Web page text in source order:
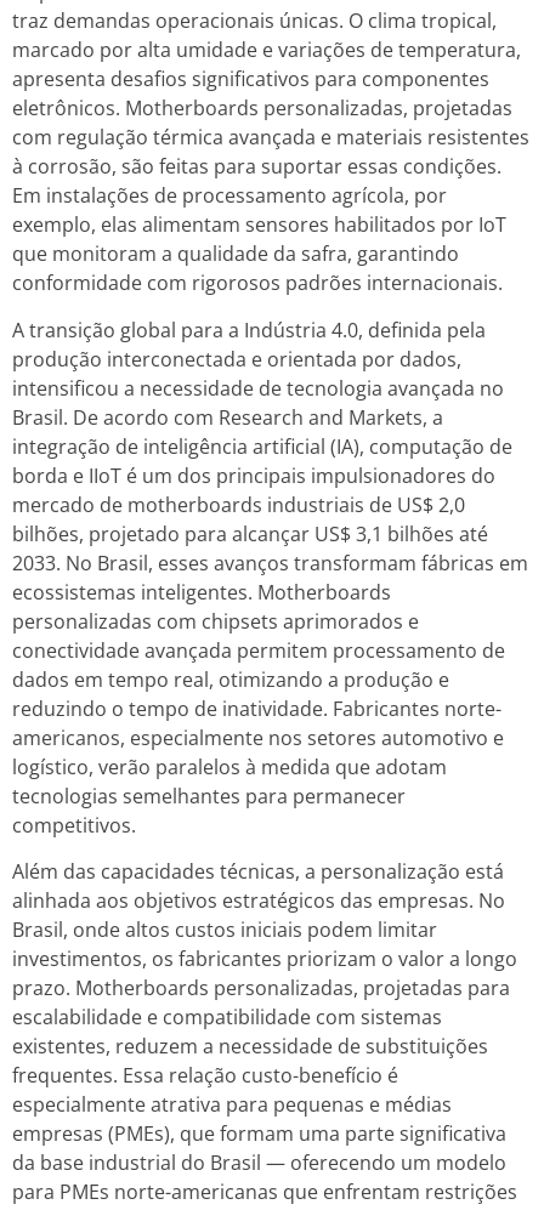
traz demandas operacionais únicas. O clima tropical,
marcado por alta umidade e variações de temperatura,
apresenta desafios significativos para componentes
eletrônicos. Motherboards personalizadas, projetadas
com regulação térmica avançada e materiais resistentes
à corrosão, são feitas para suportar essas condições.
Em instalações de processamento agrícola, por
exemplo, elas alimentam sensores habilitados por IoT
que monitoram a qualidade da safra, garantindo
conformidade com rigorosos padrões internacionais.
A transição global para a Indústria 4.0, definida pela
produção interconectada e orientada por dados,
intensificou a necessidade de tecnologia avançada no
Brasil. De acordo com Research and Markets, a
integração de inteligência artificial (IA), computação de
borda e IIoT é um dos principais impulsionadores do
mercado de motherboards industriais de US$ 2,0
bilhões, projetado para alcançar US$ 3,1 bilhões até
2033. No Brasil, esses avanços transformam fábricas em
ecossistemas inteligentes. Motherboards
personalizadas com chipsets aprimorados e
conectividade avançada permitem processamento de
dados em tempo real, otimizando a produção e
reduzindo o tempo de inatividade. Fabricantes norte-
americanos, especialmente nos setores automotivo e
logístico, verão paralelos à medida que adotam
tecnologias semelhantes para permanecer
competitivos.
Além das capacidades técnicas, a personalização está
alinhada aos objetivos estratégicos das empresas. No
Brasil, onde altos custos iniciais podem limitar
investimentos, os fabricantes priorizam o valor a longo
prazo. Motherboards personalizadas, projetadas para
escalabilidade e compatibilidade com sistemas
existentes, reduzem a necessidade de substituições
frequentes. Essa relação custo-benefício é
especialmente atrativa para pequenas e médias
empresas (PMEs), que formam uma parte significativa
da base industrial do Brasil — oferecendo um modelo
para PMEs norte-americanas que enfrentam restrições